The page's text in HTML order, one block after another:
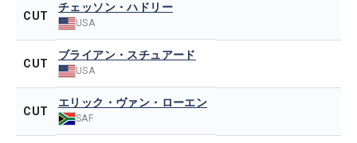
CUT
チェッソン・ハドリー
USA
CUT
ブライアン・スチュアード
USA
CUT
エリック・ヴァン・ローエン
SAF